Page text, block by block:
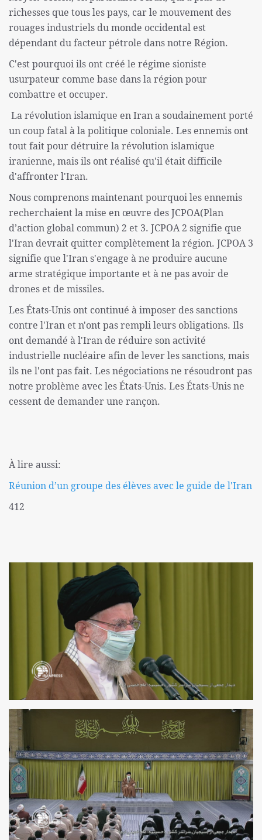
richesses que tous les pays, car le mouvement des
rouages ​​industriels du monde occidental est
dépendant du facteur pétrole dans notre Région.
C'est pourquoi ils ont créé le régime sioniste
usurpateur comme base dans la région pour
combattre et occuper.
La révolution islamique en Iran a soudainement porté
un coup fatal à la politique coloniale. Les ennemis ont
tout fait pour détruire la révolution islamique
iranienne, mais ils ont réalisé qu'il était difficile
d'affronter l'Iran.
Nous comprenons maintenant pourquoi les ennemis
recherchaient la mise en œuvre des JCPOA(Plan
d’action global commun) 2 et 3. JCPOA 2 signifie que
l'Iran devrait quitter complètement la région. JCPOA 3
signifie que l'Iran s'engage à ne produire aucune
arme stratégique importante et à ne pas avoir de
drones et de missiles.
Les États-Unis ont continué à imposer des sanctions
contre l'Iran et n'ont pas rempli leurs obligations. Ils
ont demandé à l'Iran de réduire son activité
industrielle nucléaire afin de lever les sanctions, mais
ils ne l'ont pas fait. Les négociations ne résoudront pas
notre problème avec les États-Unis. Les États-Unis ne
cessent de demander une rançon.
À lire aussi:
Réunion d’un groupe des élèves avec le guide de l'Iran
412